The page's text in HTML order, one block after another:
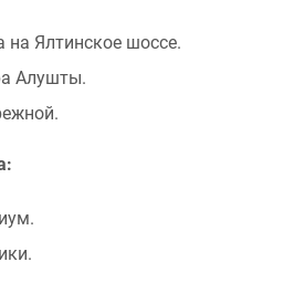
на Ялтинское шоссе.
Алушты.